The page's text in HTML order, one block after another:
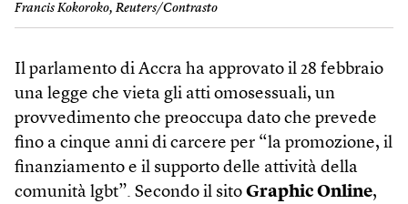
Francis Kokoroko, Reuters/Contrasto
Il parlamento di Accra ha approvato il 28 febbraio
una legge che vieta gli atti omosessuali, un
provvedimento che preoccupa dato che prevede
fino a cinque anni di carcere per “la promozione, il
finanziamento e il supporto delle attività della
comunità lgbt”. Secondo il sito Graphic On­line,